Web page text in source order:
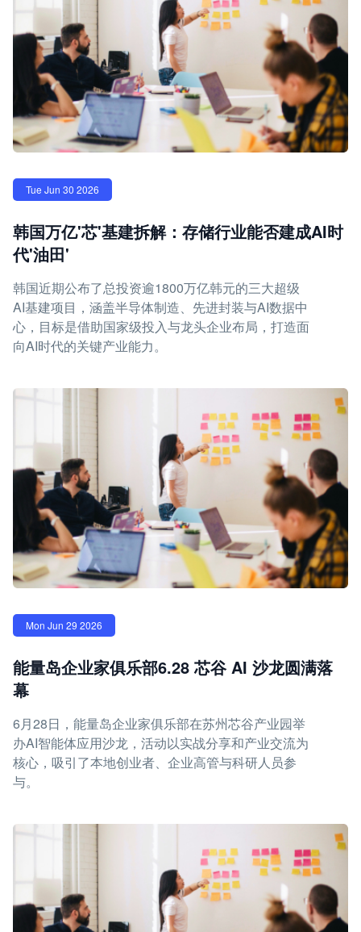
Tue Jun 30 2026
韩国万亿'芯'基建拆解：存储行业能否建成AI时
代'油田'
韩国近期公布了总投资逾1800万亿韩元的三大超级
AI基建项目，涵盖半导体制造、先进封装与AI数据中
心，目标是借助国家级投入与龙头企业布局，打造面
向AI时代的关键产业能力。
Mon Jun 29 2026
能量岛企业家俱乐部6.28 芯谷 AI 沙龙圆满落
幕
6月28日，能量岛企业家俱乐部在苏州芯谷产业园举
办AI智能体应用沙龙，活动以实战分享和产业交流为
核心，吸引了本地创业者、企业高管与科研人员参
与。